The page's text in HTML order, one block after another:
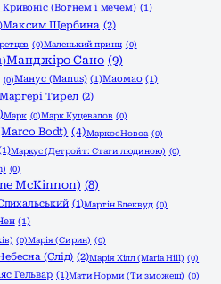
(Вогнем і мечем) (1)
Максим Щербина (2)
(0)Маленький принц (0)
Манджіро Сано (9)
(0)Манус (Manus) (1)Маомао (1)
Тирел (2)
Марк (0)Марк Куцевалов (0)
Bodt) (4)Маркос Новоа (0)
Маркус (Детройт: Стати людиною) (0)
(0)
McKinnon) (8)
(1)Мартін Блеквуд (0)
(1)
(0)Марія (Сирин) (0)
(Слід) (2)Марія Хілл (Maria Hill) (0)
Гельвар (1)Мати Норми (Ти зможеш) (0)